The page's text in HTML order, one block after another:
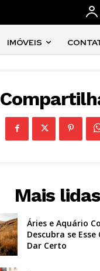
IMÓVEIS
Mais lidas
Áries e Aquário
Descubra se Esse
Dar Certo